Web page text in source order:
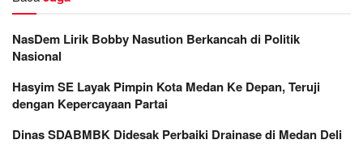
NasDem Lirik Bobby Nasution Berkancah di Politik
Nasional
Hasyim SE Layak Pimpin Kota Medan Ke Depan, Teruji
dengan Kepercayaan Partai
Dinas SDABMBK Didesak Perbaiki Drainase di Medan Deli